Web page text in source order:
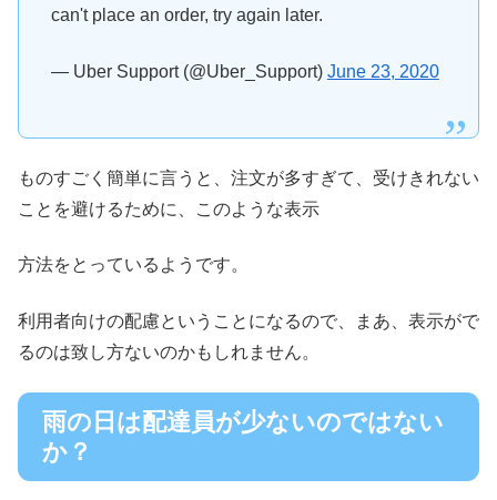
can't place an order, try again later.
— Uber Support (@Uber_Support) June 23, 2020
ものすごく簡単に言うと、注文が多すぎて、受けきれない
ことを避けるために、このような表示
方法をとっているようです。
利用者向けの配慮ということになるので、まあ、表示がで
るのは致し方ないのかもしれません。
雨の日は配達員が少ないのではない
か？